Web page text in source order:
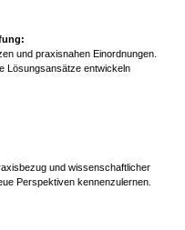
und praxisnahen Einordnungen.
Lösungsansätze entwickeln
und wissenschaftlicher
Perspektiven kennenzulernen.